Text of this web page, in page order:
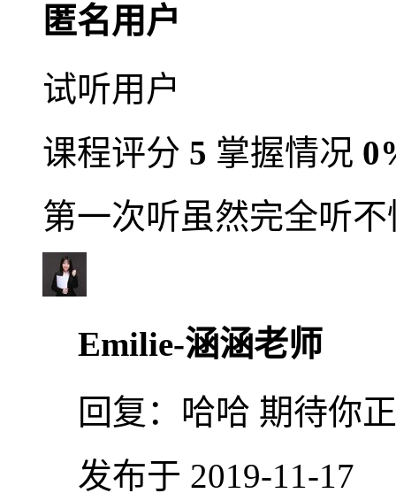
匿名用户
试听用户
课程评分 5 掌握情况
第一次听虽然完全听
Emilie-涵涵老师
回复： 哈哈 期待你
发布于 2019-11-17